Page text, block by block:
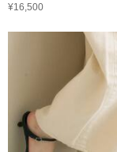
¥16,500